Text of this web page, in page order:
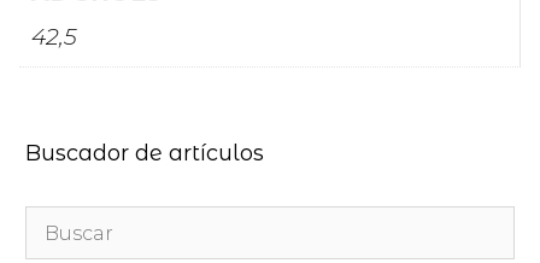
42,5
Buscador de artículos